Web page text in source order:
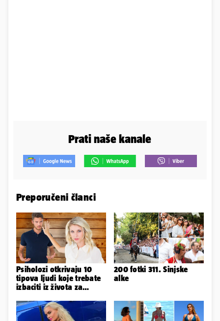
Prati naše kanale
Preporučeni članci
Psiholozi otkrivaju 10
tipova ljudi koje trebate
izbaciti iz života za
200 fotki 311. Sinjske
alke